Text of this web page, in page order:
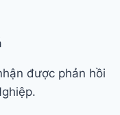
được phản hồi